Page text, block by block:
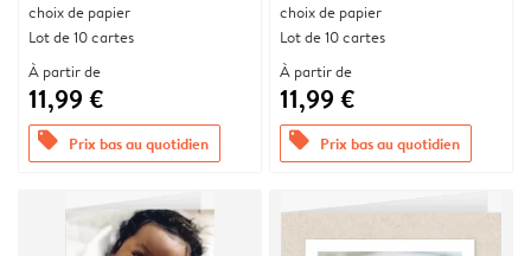
choix de papier
Lot de 10 cartes
À partir de
11,99 €
offers Prix bas au quotidien
choix de papier
Lot de 10 cartes
À partir de
11,99 €
offers Prix bas au quotidien